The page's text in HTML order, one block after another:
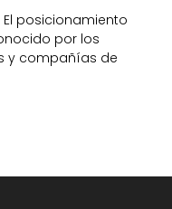
posicionamiento
por los
y compañías de